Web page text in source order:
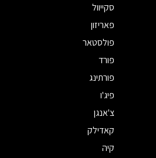
סקייוול
פאריזון
פולסטאר
פורד
פורתינג
פיג'ו
צ'אנגן
קאדילק
קיה